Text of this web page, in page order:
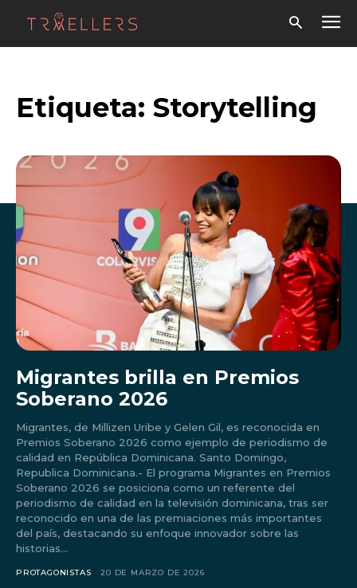
Etiqueta: Storytelling
Migrantes brilla en Premios
Soberano 2026
Migrantes, de Millizen Uribe y Gelen Gil, es reconocida en
Premios Soberano 2026 como ejemplo de periodismo de
calidad en República Dominicana. Santo Domingo,
Republica Dominicana.- El programa Migrantes en Premios
Soberano 2026 se posiciona como un referente del
periodismo de calidad en la televisión dominicana, tras ser
reconocido en una de las premiaciones más importantes
del país, destacando su enfoque innovador sobre las
historias...
PROTAGONISTAS 20 DE MARZO DE 2026